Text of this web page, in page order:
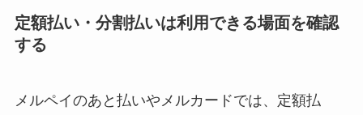
定額払い・分割払いは利用できる場面を確認
する
メルペイのあと払いやメルカードでは、定額払